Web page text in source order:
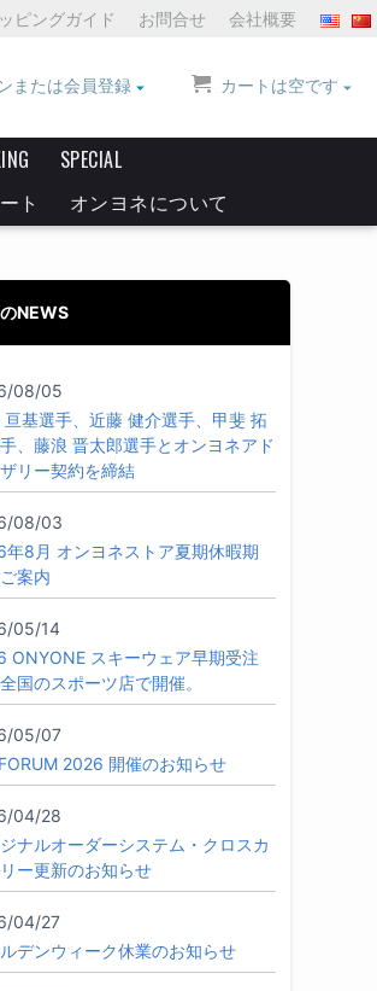
ピングガイド お問合せ 会社概要
カートは空です
または会員登録
SPECIAL
ト オンヨネについて
NEWS
08/05
亘基選手、近藤 健介選手、甲斐 拓
、藤浪 晋太郎選手とオンヨネアド
リー契約を締結
08/03
年8月 オンヨネストア夏期休暇期
案内
05/14
ONYONE スキーウェア早期受注
国のスポーツ店で開催。
05/07
2026 開催のお知らせ
04/28
ナルオーダーシステム・クロスカ
ー更新のお知らせ
04/27
デンウィーク休業のお知らせ